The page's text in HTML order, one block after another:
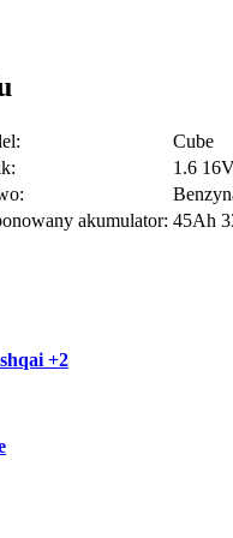
Cube
1.6
akumulator: 45Ah
+2